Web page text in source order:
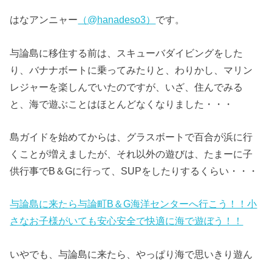
はなアンニャー （@hanadeso3） です。
与論島に移住する前は、スキューバダイビングをした
り、バナナボートに乗ってみたりと、わりかし、マリン
レジャーを楽しんでいたのですが、いざ、住んでみる
と、海で遊ぶことはほとんどなくなりました・・・
島ガイドを始めてからは、グラスボートで百合が浜に行
くことが増えましたが、それ以外の遊びは、たまーに子
供行事でB＆Gに行って、SUPをしたりするくらい・・・
与論島に来たら与論町B＆G海洋センターへ行こう！！小
さなお子様がいても安心安全で快適に海で遊ぼう！！
いやでも、与論島に来たら、やっぱり海で思いきり遊ん